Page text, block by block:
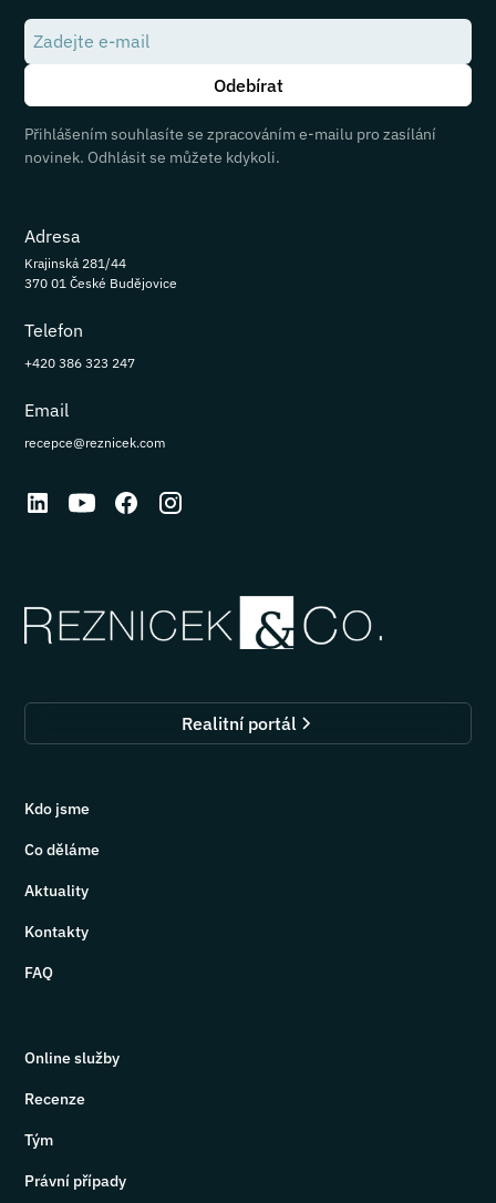
Přihlášením souhlasíte se zpracováním e-mailu pro zasílání
novinek. Odhlásit se můžete kdykoli.
Adresa
Krajinská 281/44
370 01 České Budějovice
Telefon
+420 386 323 247
Email
recepce@reznicek.com
Realitní portál
Kdo jsme
Co děláme
Aktuality
Kontakty
FAQ
Online služby
Recenze
Tým
Právní případy